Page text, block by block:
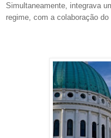
Simultaneamente, integrava
regime, com a colaboração do